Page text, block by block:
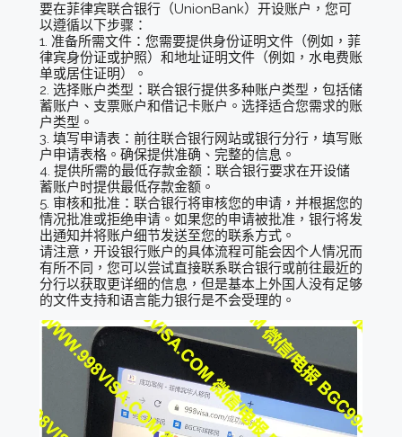
要在菲律宾联合银行（UnionBank）开设账户，您可
以遵循以下步骤：
1. 准备所需文件：您需要提供身份证明文件（例如，菲
律宾身份证或护照）和地址证明文件（例如，水电费账
单或居住证明）。
2. 选择账户类型：联合银行提供多种账户类型，包括储
蓄账户、支票账户和借记卡账户。选择适合您需求的账
户类型。
3. 填写申请表：前往联合银行网站或银行分行，填写账
户申请表格。确保提供准确、完整的信息。
4. 提供所需的最低存款金额：联合银行要求在开设储
蓄账户时提供最低存款金额。
5. 审核和批准：联合银行将审核您的申请，并根据您的
情况批准或拒绝申请。如果您的申请被批准，银行将发
出通知并将账户细节发送至您的联系方式。
请注意，开设银行账户的具体流程可能会因个人情况而
有所不同，您可以尝试直接联系联合银行或前往最近的
分行以获取更详细的信息，但是基本上外国人没有足够
的文件支持和语言能力银行是不会受理的。